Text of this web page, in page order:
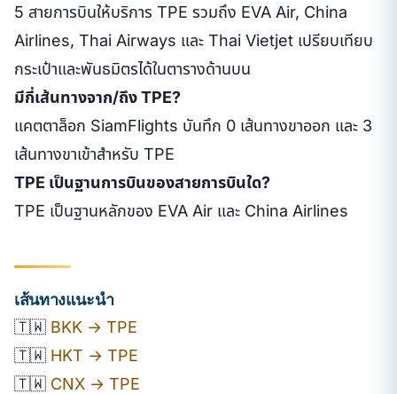
5 สายการบินให้บริการ TPE รวมถึง EVA Air, China
Airlines, Thai Airways และ Thai Vietjet เปรียบเทียบ
กระเป๋าและพันธมิตรได้ในตารางด้านบน
มีกี่เส้นทางจาก/ถึง TPE?
แคตตาล็อก SiamFlights บันทึก 0 เส้นทางขาออก และ 3
เส้นทางขาเข้าสำหรับ TPE
TPE เป็นฐานการบินของสายการบินใด?
TPE เป็นฐานหลักของ EVA Air และ China Airlines
เส้นทางแนะนำ
🇹🇼 BKK → TPE
🇹🇼 HKT → TPE
🇹🇼 CNX → TPE